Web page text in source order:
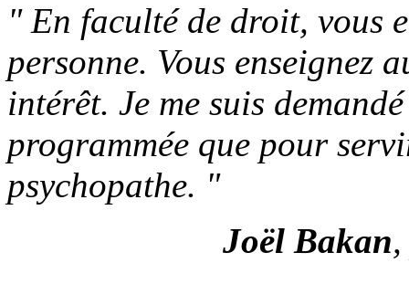
" En faculté de droit, vous
personne. Vous enseignez
intérêt. Je me suis
programmée que pour
psychopathe. "
Joël Bakan